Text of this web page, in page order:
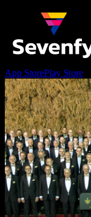
App StorePlay Store